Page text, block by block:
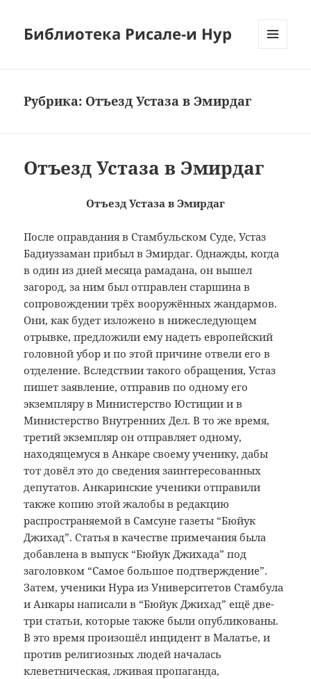
Библиотека Рисале-и Нур
Рубрика: Отъезд Устаза в Эмирдаг
Отъезд Устаза в Эмирдаг
Отъезд Устаза в Эмирдаг
После оправдания в Стамбульском Суде, Устаз
Бадиуззаман прибыл в Эмирдаг. Однажды, когда
в один из дней месяца рамадана, он вышел
загород, за ним был отправлен старшина в
сопровождении трёх вооружённых жандармов.
Они, как будет изложено в нижеследующем
отрывке, предложили ему надеть европейский
головной убор и по этой причине отвели его в
отделение. Вследствии такого обращения, Устаз
пишет заявление, отправив по одному его
экземпляру в Министерство Юстиции и в
Министерство Внутренних Дел. В то же время,
третий экземпляр он отправляет одному,
находящемуся в Анкаре своему ученику, дабы
тот довёл это до сведения заинтересованных
депутатов. Анкаринские ученики отправили
также копию этой жалобы в редакцию
распространяемой в Самсуне газеты “Бюйук
Джихад”. Статья в качестве примечания была
добавлена в выпуск “Бюйук Джихада” под
заголовком “Самое большое подтверждение”.
Затем, ученики Нура из Университетов Стамбула
и Анкары написали в “Бюйук Джихад” ещё две-
три статьи, которые также были опубликованы.
В это время произошёл инцидент в Малатье, и
против религиозных людей началась
клеветническая, лживая пропаганда,